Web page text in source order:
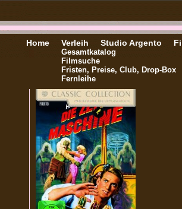
Home Verleih
Gesamtkatalog
Filmsuche
Fristen, Preise, Club, Drop-Box
Fernleihe
Studio Argento